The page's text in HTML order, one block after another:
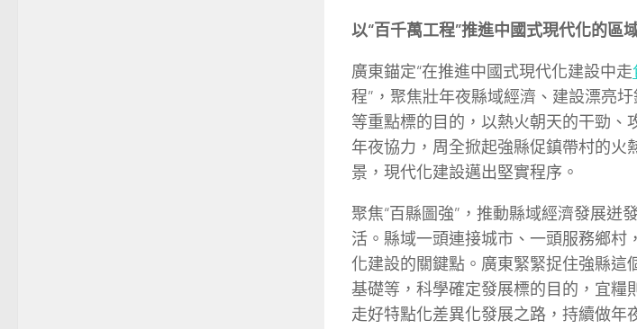
以“百千萬工程”推進中國式現代化的區
廣東錨定“在推進中國式現代化建設中走
程”，聚焦壯年夜縣域經濟、建設漂亮
等重點標的目的，以熱火朝天的干勁
年夜協力，周全掀起強縣促鎮帶村的火
景，現代化建設邁出堅實程序。
聚焦“百縣圖強”，推動縣域經濟發展迸
活。縣域一頭連接城市、一頭服務鄉
化建設的關鍵點。廣東緊緊捉住強縣這
基礎等，科學確定發展標的目的，宜糧
走好特點化差異化發展之路，持續做